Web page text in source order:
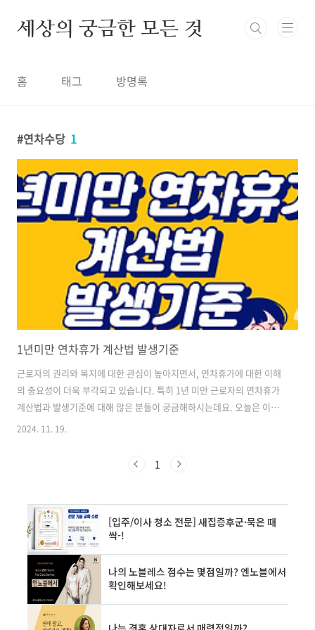
세상의 궁금한 모든 것
홈 태그 방명록
연차수당 1
1년미만 연차휴가 계산법 발생기준
근로자의 권리와 복지에 대한 관심이 높아지면서, 연차휴가에 대한 이해
의 중요성이 더욱 부각되고 있습니다. 특히 1년 미만 근로자의 연차휴가
계산법과 발생기준에 대해 많은 분들이 궁금해하시는데요. 오늘은 이에
대해 자세히 알아보도록 하겠습니다. ▶ 연차휴가 사용촉진제도 수당
수당 계산기 1년 미만 근로자의 연차휴가 개념 1년 미만 근로자의 연차
차휴가를 사용할 수 있습니다. 이는 근로자의 휴식권을 보장하고, 업무
효율성을 높이기 위한 제도입니다. 1년 미만 근로자의 연차휴가는 매월
발생하는 방식으..
2024. 11. 19.
1